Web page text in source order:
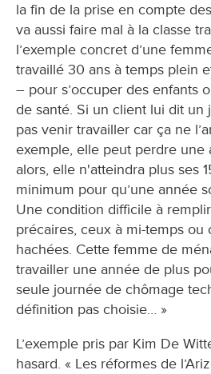
la fin de la prise en compte
va aussi faire mal à la classe
l’exemple concret d’une
travaillé 30 ans à temps plein
– pour s’occuper des enfants
de santé. Si un client lui dit un
pas venir travailler car ça ne
exemple, elle peut perdre une
alors, elle n'atteindra plus ses
minimum pour qu’une année
Une condition difficile à
précaires, ceux à mi-temps ou
hachées. Cette femme de
travailler une année de plus
seule journée de chômage
définition pas choisie… »
L’exemple pris par Kim De
hasard. « Les réformes de